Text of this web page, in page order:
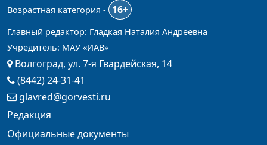
Возрастная категория -
16+
Главный редактор: Гладкая Наталия Андреевна
Учредитель: МАУ «ИАВ»
Волгоград, ул. 7-я Гвардейская, 14
(8442) 24-31-41
glavred@gorvesti.ru
Редакция
Официальные документы